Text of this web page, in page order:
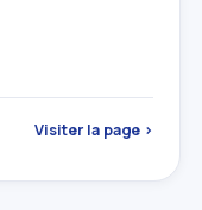
Visiter la page ›